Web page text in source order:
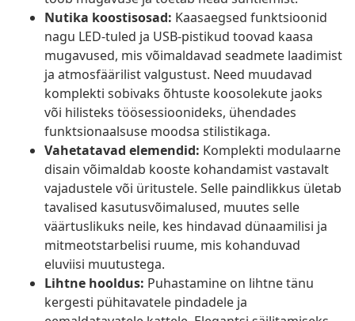
Nutika koostisosad: Kaasaegsed funktsioonid
nagu LED-tuled ja USB-pistikud toovad kaasa
mugavused, mis võimaldavad seadmete laadimist
ja atmosfäärilist valgustust. Need muudavad
komplekti sobivaks õhtuste koosolekute jaoks
või hilisteks töösessioonideks, ühendades
funktsionaalsuse moodsa stilistikaga.
Vahetatavad elemendid: Komplekti modulaarne
disain võimaldab kooste kohandamist vastavalt
vajadustele või üritustele. Selle paindlikkus ületab
tavalised kasutusvõimalused, muutes selle
väärtuslikuks neile, kes hindavad dünaamilisi ja
mitmeotstarbelisi ruume, mis kohanduvad
eluviisi muutustega.
Lihtne hooldus: Puhastamine on lihtne tänu
kergesti pühitavatele pindadele ja